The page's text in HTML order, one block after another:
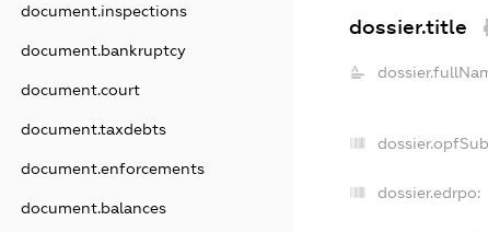
document.inspections
document.bankruptcy
document.court
document.taxdebts
document.enforcements
document.balances
dossier.title
dossier.edrpo: